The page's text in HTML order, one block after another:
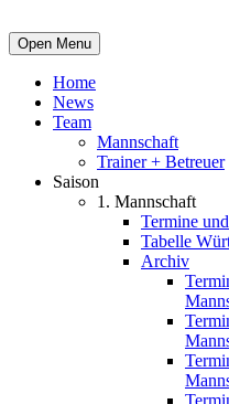
Open Menu
Home
News
Team
Mannschaft
Trainer + Betreuer
Saison
1. Mannschaft
Termine
Tabelle
Archiv